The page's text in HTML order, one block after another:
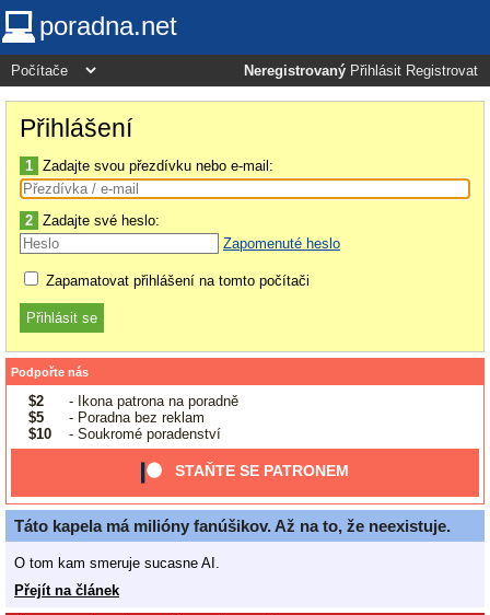
poradna.net
Neregistrovaný Přihlásit Registrovat
Přihlášení
1 Zadajte svou přezdívku nebo e-mail:
2 Zadajte své heslo:
Zapomenuté heslo
Zapamatovat přihlášení na tomto počítači
Podpořte nás
$2
- Ikona patrona na poradně
$5
- Poradna bez reklam
$10
- Soukromé poradenství
STAŇTE SE PATRONEM
Táto kapela má milióny fanúšikov. Až na to, že neexistuje.
O tom kam smeruje sucasne AI.
Přejít na článek